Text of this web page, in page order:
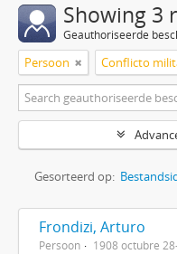
Showing 3
Geauthoriseerde
Persoon
Gesorteerd op:
Frondizi, Arturo
Persoon 1908 octubre